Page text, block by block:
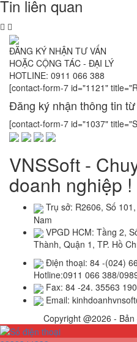
Tin liên quan
ĐĂNG KÝ NHẬN TƯ VẤN
HOẶC CỘNG TÁC - ĐẠI LÝ
HOTLINE: 0911 066 388
[contact-form-7 id="1121"
Đăng ký nhận thông tin
[contact-form-7 id="1037"
VNSSoft -
doanh nghiệp !
Trụ sở: R2606, Số
Nam
VPGD HCM: Tầng 2,
Thành, Quận 1, TP. Hồ
Điện thoại: 84 -(024)
Hotline:0911 066 388/
Fax: 84 -24. 35563 190
Email:
Copyright @2026 -